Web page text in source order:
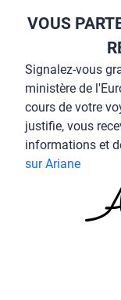
VOUS
Signalez-vous
ministère de
cours de votre
justifie, vous
informations et
sur Ariane